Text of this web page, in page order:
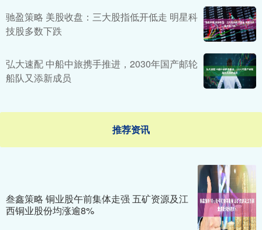
驰盈策略 美股收盘：三大股指低开低走 明星科
技股多数下跌
弘大速配 中船中旅携手推进，2030年国产邮轮
船队又添新成员
推荐资讯
叁鑫策略 铜业股午前集体走强 五矿资源及江
西铜业股份均涨逾8%